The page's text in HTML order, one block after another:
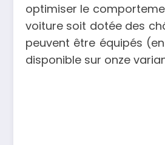
optimiser le
voiture soit dotée des
peuvent être équipés
disponible sur onze